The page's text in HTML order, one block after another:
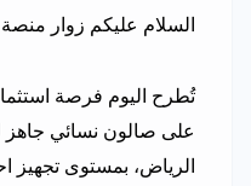
السلام عليكم زوار
تُطرح اليوم فرصة
على صالون نسائي
الرياض، بمستوى تجهيز